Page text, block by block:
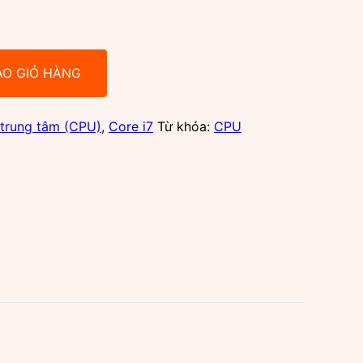
GIỎ HÀNG
tâm (CPU), Core i7 Từ khóa: CPU